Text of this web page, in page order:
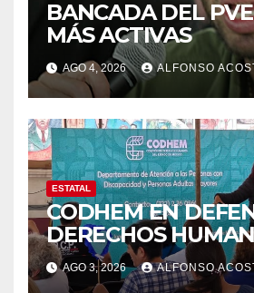
BANCADA DEL
MÁS ACTIVAS
AGO 4, 2026 ALFONSO
ESTATAL
CODHEM EN
DERECHOS
AGO 3, 2026 ALFONSO